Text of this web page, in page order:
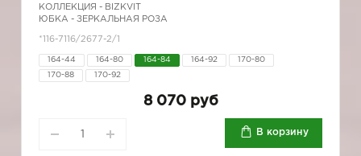
КОЛЛЕКЦИЯ - BIZKVIT
ЮБКА - ЗЕРКАЛЬНАЯ РОЗА
*116-7116/2677-2/1
164-44 164-80 164-84 164-92 170-80
170-88 170-92
8 070 руб
В корзину